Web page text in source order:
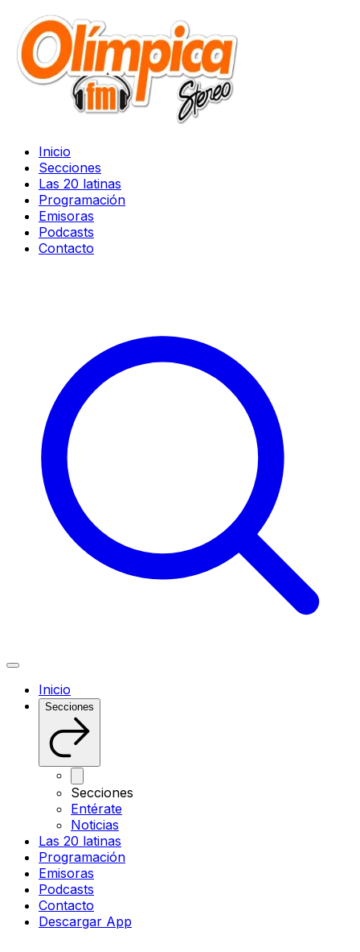
Inicio
Secciones
Las 20 latinas
Programación
Emisoras
Podcasts
Contacto
Inicio
Secciones
Secciones
Entérate
Noticias
Las 20 latinas
Programación
Emisoras
Podcasts
Contacto
Descargar App